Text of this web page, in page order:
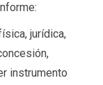
jurídica,
instrumento